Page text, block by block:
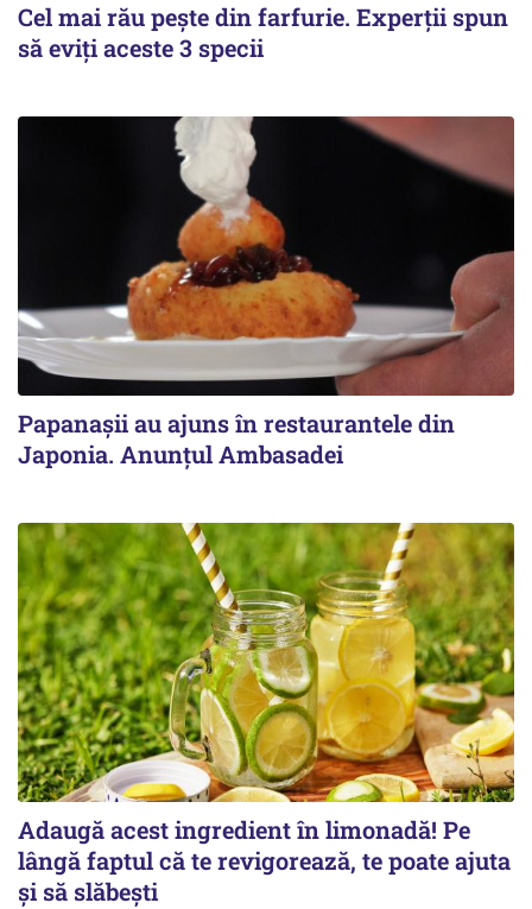
Cel mai rău pește din farfurie. Experții spun
să eviți aceste 3 specii
Papanașii au ajuns în restaurantele din
Japonia. Anunțul Ambasadei
Adaugă acest ingredient în limonadă! Pe
lângă faptul că te revigorează, te poate ajuta
și să slăbești